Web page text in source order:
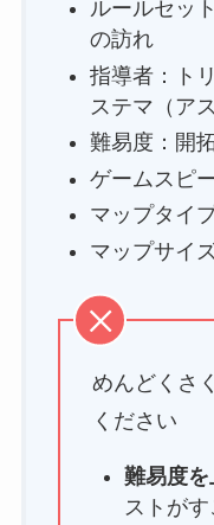
ルールセッ
の訪れ
指導者：ト
ステマ（ア
難易度：開
ゲームスピ
マップタイ
マップサイ
めんどくさ
ください
難易度を
ストが